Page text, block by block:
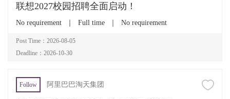
联想2027校园招聘全面启动！
No requirement Full time No requirement
Post Time：2026-08-05
Deadline：2026-10-30
Follow 阿里巴巴淘天集团